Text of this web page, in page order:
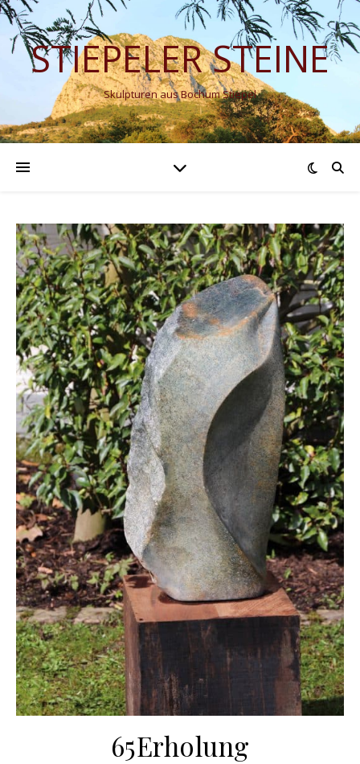
STIEPELER STEINE
Skulpturen aus Bochum Stiepel
65Erholung